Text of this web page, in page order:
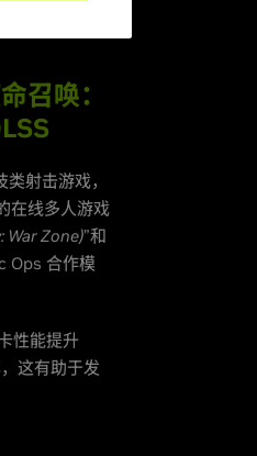
召唤：
射击游戏，
在线多人游戏
War Zone)”和
Ops 合作模
性能提升
这有助于发